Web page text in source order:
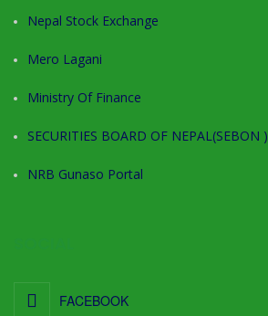
Nepal Stock Exchange
Mero Lagani
Ministry Of Finance
SECURITIES BOARD OF NEPAL(SEBON )
NRB Gunaso Portal
FACEBOOK